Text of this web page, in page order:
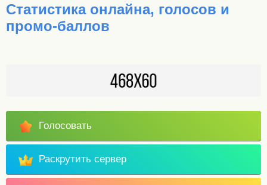
Статистика онлайна, голосов и
промо-баллов
Голосовать
Раскрутить сервер